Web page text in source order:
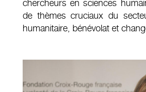
chercheurs en sciences
de thèmes cruciaux du
humanitaire, bénévolat et